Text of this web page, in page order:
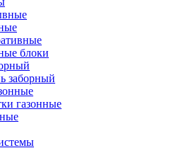
блоки
заборный
газонные